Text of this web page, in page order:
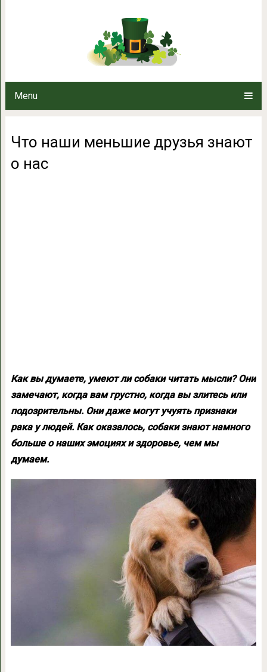
Menu
Что наши меньшие
Что наши меньшие друзья знают
о нас
Как вы думаете, умеют ли собаки читать мысли? Они
замечают, когда вам грустно, когда вы злитесь или
подозрительны. Они даже могут учуять признаки
рака у людей. Как оказалось, собаки знают намного
больше о наших эмоциях и здоровье, чем мы
думаем.